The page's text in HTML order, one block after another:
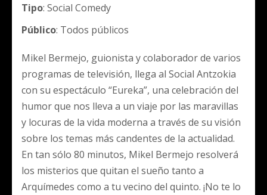
Tipo: Social Comedy
Público: Todos públicos
Mikel Bermejo, guionista y colaborador de varios
programas de televisión, llega al Social Antzokia
con su espectáculo “Eureka”, una celebración del
humor que nos lleva a un viaje por las maravillas
y locuras de la vida moderna a través de su visión
sobre los temas más candentes de la actualidad.
En tan sólo 80 minutos, Mikel Bermejo resolverá
los misterios que quitan el sueño tanto a
Arquímedes como a tu vecino del quinto. ¡No te lo